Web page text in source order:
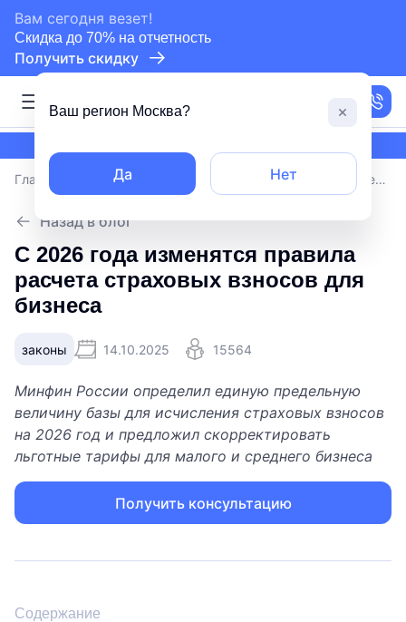
Вам сегодня везет!
Скидка до 70% на отчетность
Получить скидку
Москва
сертифицированный партнер СБИС
Главная Блог/ С 2026 года изменятся правила расчета страховых взносов для бизнеса
Назад в блог
С 2026 года изменятся правила
расчета страховых взносов для
бизнеса
законы 14.10.2025 15564
Минфин России определил единую предельную
величину базы для исчисления страховых взносов
на 2026 год и предложил скорректировать
льготные тарифы для малого и среднего бизнеса
Получить консультацию
Содержание
Ваш регион Москва?
Да Нет